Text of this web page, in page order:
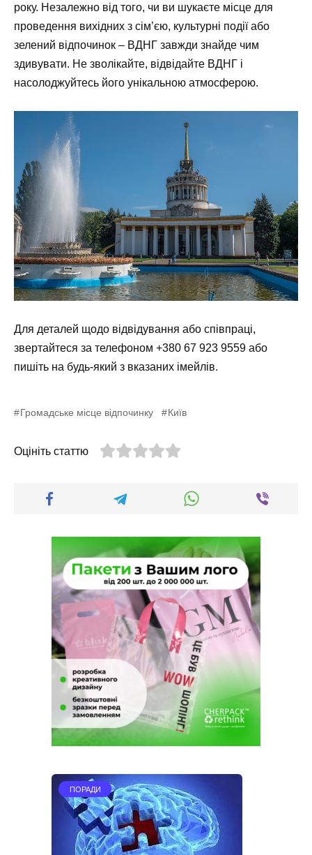
року. Незалежно від того, чи ви шукаєте місце для
проведення вихідних з сім’єю, культурні події або
зелений відпочинок – ВДНГ завжди знайде чим
здивувати. Не зволікайте, відвідайте ВДНГ і
насолоджуйтесь його унікальною атмосферою.
Для деталей щодо відвідування або співпраці,
звертайтеся за телефоном +380 67 923 9559 або
пишіть на будь-який з вказаних імейлів.
Громадське місце відпочинку Київ
Оцініть статтю
ПОРАДИ